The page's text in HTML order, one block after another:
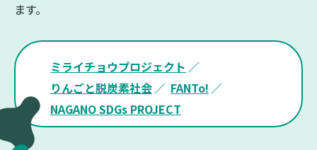
ます。
ミライチョウプロジェクト
りんごと脱炭素社会
FANTo!
NAGANO SDGs PROJECT